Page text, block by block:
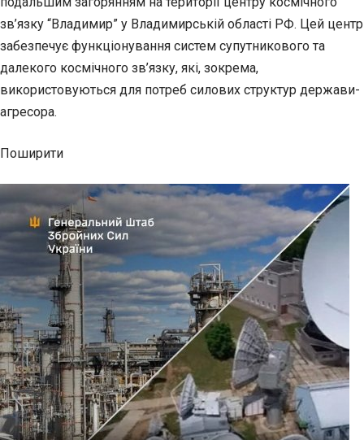
зв’язку “Владимир” у Владимирській області РФ. Цей центр
забезпечує функціонування систем супутникового та
далекого космічного зв’язку, які, зокрема,
використовуються для потреб силових структур держави-
агресора.
Поширити